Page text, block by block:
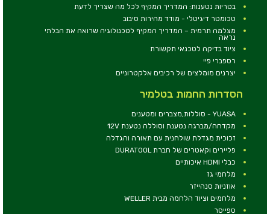
בטריות נטענות: המדריך המקיף לכל מה שצריך לדעת
טכומטר דיגיטלי - מודד מהירות סיבוב
מצלמה תרמית – המדריך המקיף לטכנולוגיה שרואה את הבלתי
נראה
ציוד בדיקה לטכנאי תקשורת
רספברי פיי
יצרנים מומלצים של רכיבים אלקטרוניים
הסדרות החמות בטלמיר
YUASA - סוללות,מצברים ומטענים
מקדחה/מברגה נטענת וסוללה נטענת 12V
זכוכית מגדלת שולחנית עם תאורה והגדלה
פליירים וקאטרים של חברת DURATOOL
כבלי HDMI איכותיים
מלחמי גז
אוזניות סנהייזר
מלחמים וציוד הלחמה מבית WELLER
ספייסר